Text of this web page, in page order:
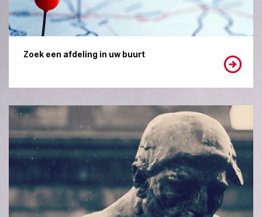
Zoek een afdeling in uw buurt